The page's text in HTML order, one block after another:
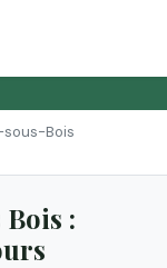
Bois
: